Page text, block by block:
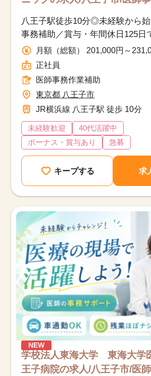
八王子駅徒歩10分◎未経験から
事務補助／賞与・年間休日125日
員採用！月額（総額） 201,000円～
正社員
医師事務作業補助
東京都 八王子市
JR横浜線 八王子駅 徒歩 10分
未経験歓迎
40代活躍中
ボーナス・賞与あり
急募
キープする 求
NEW
学校法人東海大学 東海大学
王子病院の求人/八王子市/医